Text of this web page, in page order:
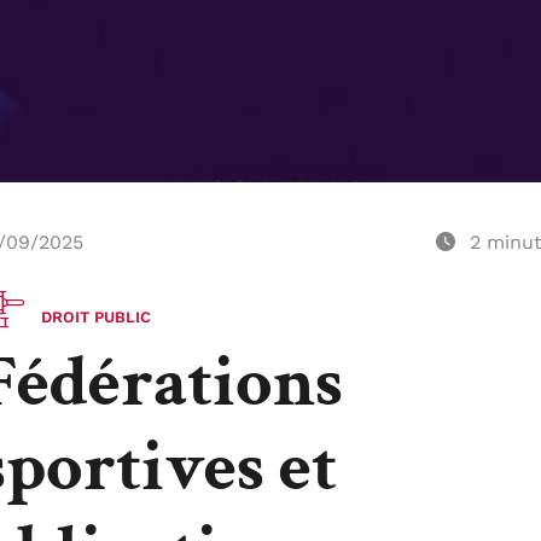
09/2025 2
DROIT PUBLIC
et